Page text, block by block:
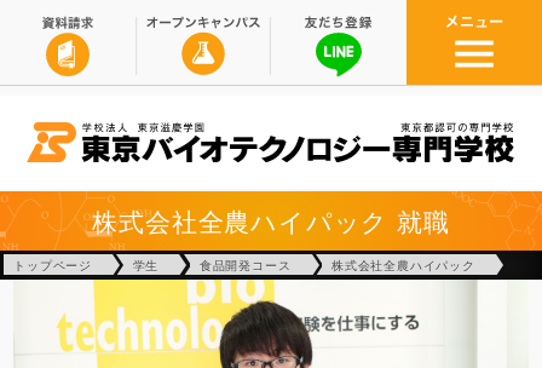
株式会社全農ハイパック 就職
トップページ 学生 食品開発コース 株式会社全農ハイパック